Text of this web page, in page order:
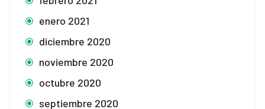
enero 2021
diciembre 2020
noviembre 2020
octubre 2020
septiembre 2020